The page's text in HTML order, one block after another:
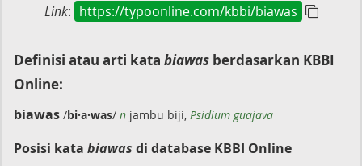
Link: https://typoonline.com/kbbi/biawas
Definisi atau arti kata biawas berdasarkan KBBI
Online:
biawas /bi·a·was/ n jambu biji, Psidium guajava
Posisi kata biawas di database KBBI Online